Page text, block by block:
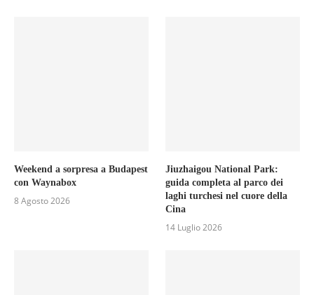
Weekend a sorpresa a Budapest
con Waynabox
8 Agosto 2026
Jiuzhaigou National Park:
guida completa al parco dei
laghi turchesi nel cuore della
Cina
14 Luglio 2026